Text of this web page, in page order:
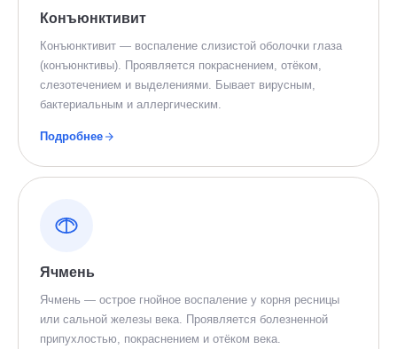
Конъюнктивит
Конъюнктивит — воспаление слизистой оболочки глаза
(конъюнктивы). Проявляется покраснением, отёком,
слезотечением и выделениями. Бывает вирусным,
бактериальным и аллергическим.
Подробнее
Ячмень
Ячмень — острое гнойное воспаление у корня ресницы
или сальной железы века. Проявляется болезненной
припухлостью, покраснением и отёком века.